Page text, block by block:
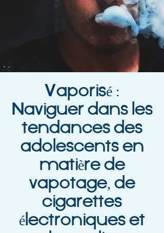
Vaporisé :
Naviguer dans les
tendances des
adolescents en
matière de
vapotage, de
cigarettes
électroniques et